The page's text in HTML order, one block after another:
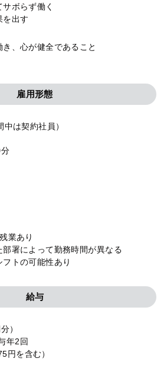
ボらず働く
を出す
き、心が健全であること
雇用形態
は契約社員）
業あり
部署によって勤務時間が異なる
フトの可能性あり
給与
）
年2回
円を含む）